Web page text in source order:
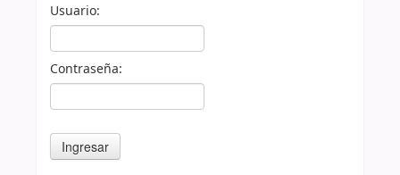
Usuario:
Contraseña: